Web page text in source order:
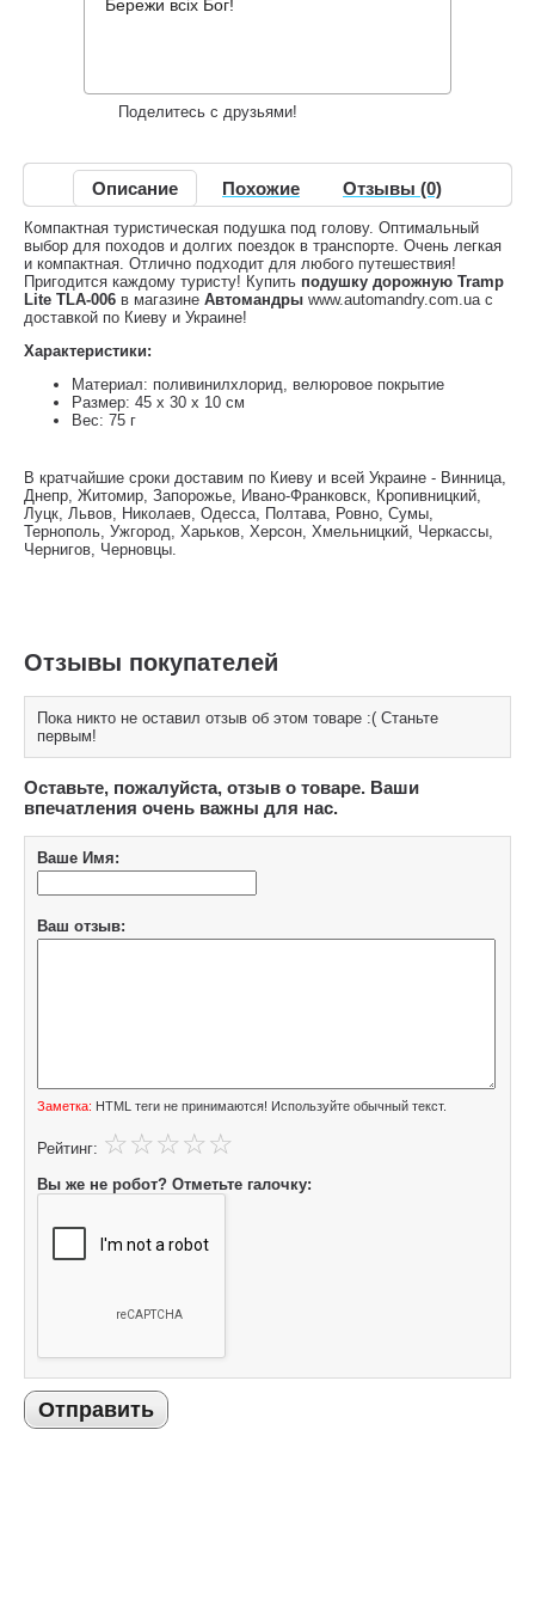
Поделитесь с друзьями!
Описание Похожие Отзывы (0)
Компактная туристическая подушка под голову. Оптимальный
выбор для походов и долгих поездок в транспорте. Очень легкая
и компактная. Отлично подходит для любого путешествия!
Пригодится каждому туристу! Купить подушку дорожную Tramp
Lite TLA-006 в магазине Автомандры www.automandry.com.ua с
доставкой по Киеву и Украине!
Характеристики:
Материал: поливинилхлорид, велюровое покрытие
Размер: 45 х 30 х 10 см
Вес: 75 г
В кратчайшие сроки доставим по Киеву и всей Украине - Винница,
Днепр, Житомир, Запорожье, Ивано-Франковск, Кропивницкий,
Луцк, Львов, Николаев, Одесса, Полтава, Ровно, Сумы,
Тернополь, Ужгород, Харьков, Херсон, Хмельницкий, Черкассы,
Чернигов, Черновцы.
Отзывы покупателей
Пока никто не оставил отзыв об этом товаре :( Станьте
первым!
Оставьте, пожалуйста, отзыв о товаре. Ваши
впечатления очень важны для нас.
Ваше Имя:
Ваш отзыв:
Заметка: HTML теги не принимаются! Используйте обычный текст.
Рейтинг:
Вы же не робот? Отметьте галочку:
Отправить
Бережи всіх Бог!